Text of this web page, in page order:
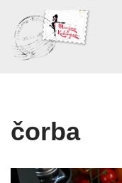
Skoči
na
čorba